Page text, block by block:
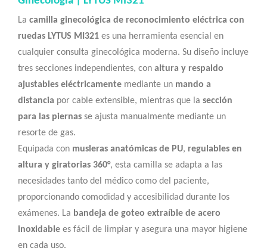
La camilla ginecológica de reconocimiento eléctrica con
ruedas LYTUS MI321 es una herramienta esencial en
cualquier consulta ginecológica moderna. Su diseño incluye
tres secciones independientes, con altura y respaldo
ajustables eléctricamente mediante un mando a
distancia por cable extensible, mientras que la sección
para las piernas se ajusta manualmente mediante un
resorte de gas.
Equipada con musleras anatómicas de PU, regulables en
altura y giratorias 360°, esta camilla se adapta a las
necesidades tanto del médico como del paciente,
proporcionando comodidad y accesibilidad durante los
exámenes. La bandeja de goteo extraíble de acero
inoxidable es fácil de limpiar y asegura una mayor higiene
en cada uso.